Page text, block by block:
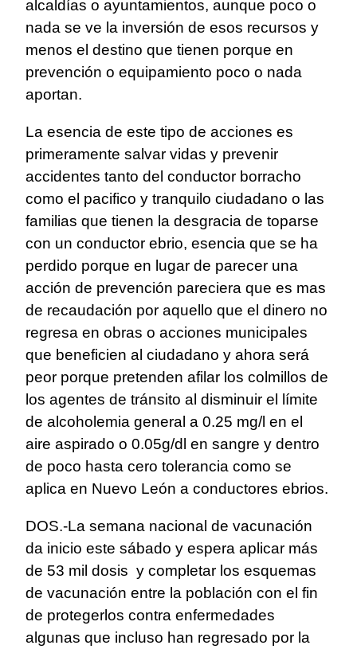
alcaldías o ayuntamientos, aunque poco o
nada se ve la inversión de esos recursos y
menos el destino que tienen porque en
prevención o equipamiento poco o nada
aportan.
La esencia de este tipo de acciones es
primeramente salvar vidas y prevenir
accidentes tanto del conductor borracho
como el pacifico y tranquilo ciudadano o las
familias que tienen la desgracia de toparse
con un conductor ebrio, esencia que se ha
perdido porque en lugar de parecer una
acción de prevención pareciera que es mas
de recaudación por aquello que el dinero no
regresa en obras o acciones municipales
que beneficien al ciudadano y ahora será
peor porque pretenden afilar los colmillos de
los agentes de tránsito al disminuir el límite
de alcoholemia general a 0.25 mg/l en el
aire aspirado o 0.05g/dl en sangre y dentro
de poco hasta cero tolerancia como se
aplica en Nuevo León a conductores ebrios.
DOS.-La semana nacional de vacunación
da inicio este sábado y espera aplicar más
de 53 mil dosis y completar los esquemas
de vacunación entre la población con el fin
de protegerlos contra enfermedades
algunas que incluso han regresado por la